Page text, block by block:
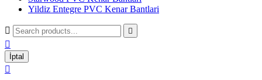
Yildiz Entegre PVC Kenar Bantlari
 

İptal
